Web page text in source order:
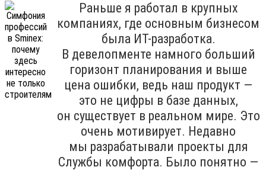
Раньше я работал в крупных
компаниях, где основным бизнесом
была ИТ-разработка.
В девелопменте намного больший
горизонт планирования и выше
цена ошибки, ведь наш продукт —
это не цифры в базе данных,
он существует в реальном мире. Это
очень мотивирует. Недавно
мы разрабатывали проекты для
Службы комфорта. Было понятно —